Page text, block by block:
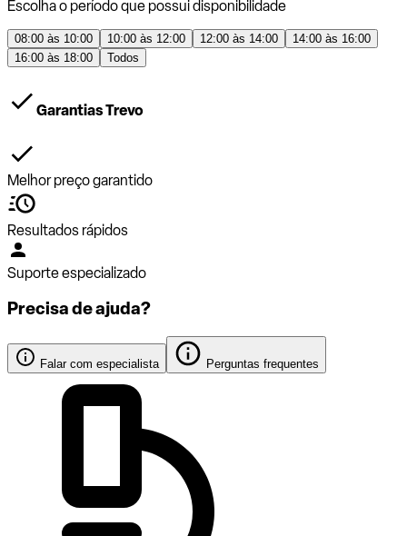
Escolha o período que possui disponibilidade
08:00 às 10:00 10:00 às 12:00 12:00 às 14:00
14:00 às 16:00
16:00 às 18:00
Todos
Garantias Trevo
Melhor preço garantido
Resultados rápidos
Suporte especializado
Precisa de ajuda?
Falar com especialista Perguntas frequentes